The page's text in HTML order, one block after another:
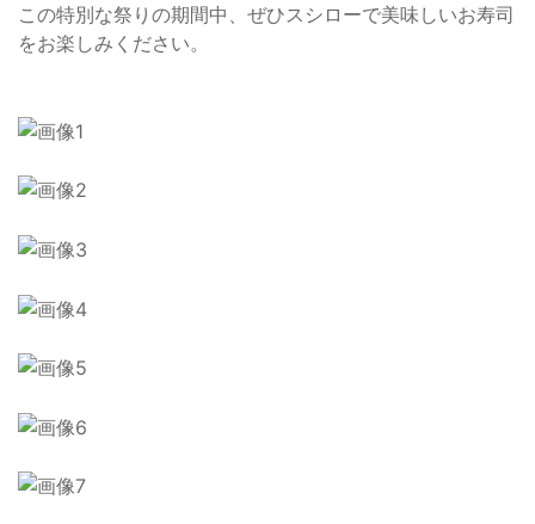
この特別な祭りの期間中、ぜひスシローで美味しいお寿司
をお楽しみください。